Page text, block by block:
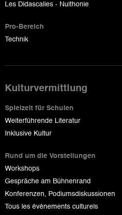
Les Didascalies - Nuithonie
Pro-Bereich
Technik
Kulturvermittlung
Spielzeit für Schulen
Weiterführende Literatur
Inklusive Kultur
Rund um die Vorstellungen
Workshops
Gespräche am Bühnenrand
Konferenzen, Podiumsdiskussionen
Tous les événements culturels